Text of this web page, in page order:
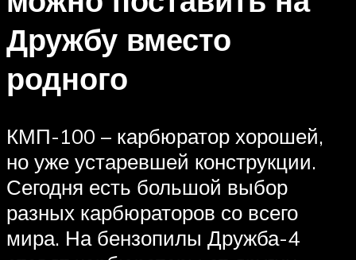
Дружбу вместо
родного
КМП-100 – карбюратор хорошей,
но уже устаревшей конструкции.
Сегодня есть большой выбор
разных карбюраторов со всего
мира. На бензопилы Дружба-4